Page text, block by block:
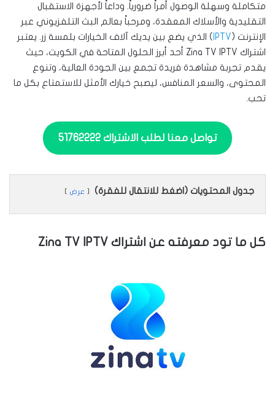
متكاملة وسهلة الوصول أمراً ضرورياً. وداعاً لأجهزة الاستقبال
التقليدية والأسلاك المعقدة، ومرحباً بعالم البث التلفزيوني عبر
الإنترنت (IPTV ) الذي يضع بين يديك آلاف الخيارات بلمسة زر. يعتبر
اشتراك Zina TV IPTV أحد أبرز الحلول المتاحة في الكويت، حيث
يقدم تجربة مشاهدة فريدة تجمع بين الجودة العالية، وتنوع
المحتوى، والسعر المنافس، ليصبح خيارك الأمثل للاستمتاع بكل ما
تحب.
تواصل معنا لطلب الاشتراك 51762222
جدول المحتويات (اضغط للانتقال للفقرة) عرض
كل ما تود معرفته عن اشتراك Zina TV IPTV